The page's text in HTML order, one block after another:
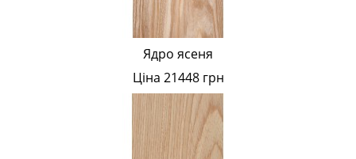
Ядро ясеня
Ціна 21448 грн